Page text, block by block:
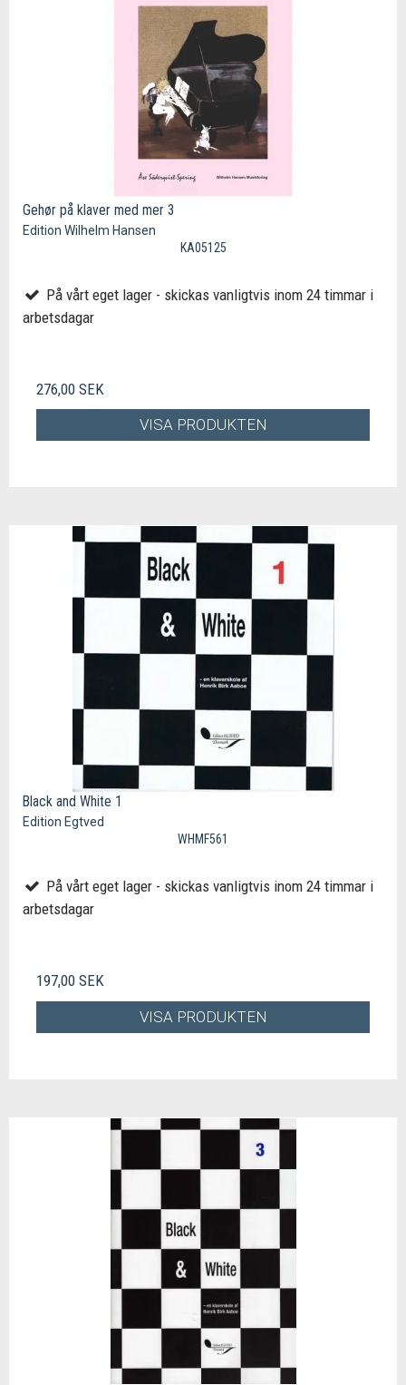
Gehør på klaver med mer 3
Edition Wilhelm Hansen
KA05125
På vårt eget lager - skickas vanligtvis inom 24 timmar i
arbetsdagar
276,00 SEK
VISA PRODUKTEN
Black and White 1
Edition Egtved
WHMF561
På vårt eget lager - skickas vanligtvis inom 24 timmar i
arbetsdagar
197,00 SEK
VISA PRODUKTEN